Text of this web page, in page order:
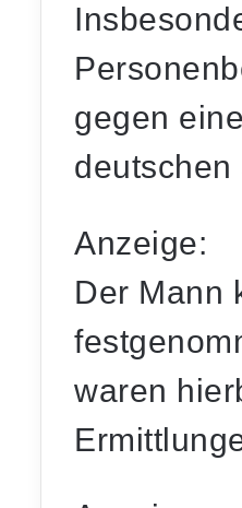
gegen
deutschen
Anzeige:
Der Mann
waren